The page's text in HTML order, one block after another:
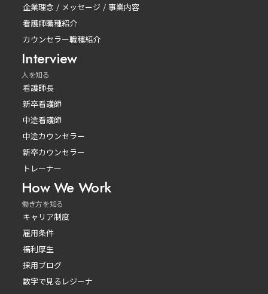
企業理念 / メッセージ / 事業内容
看護師職種紹介
カウンセラー職種紹介
Interview
人を知る
看護師長
新卒看護師
中途看護師
中途カウンセラー
新卒カウンセラー
トレーナー
How We Work
働き方を知る
キャリア制度
雇用条件
福利厚生
採用ブログ
数字で見るレジーナ